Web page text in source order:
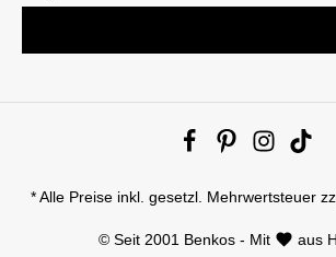
© Seit 2001 Benkos - Mit aus
* Alle Preise inkl. gesetzl. Mehrwertsteuer